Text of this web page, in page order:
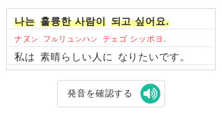
나는 훌륭한 사람이 되고 싶어요.
ナヌ ン フ ル リュ ンハ ン テェゴ シッポヨ.
私は 素晴らしい人に なりたいです。
発音を確認する